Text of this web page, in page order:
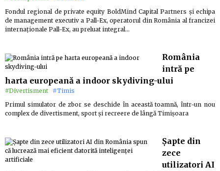
Fondul regional de private equity BoldMind Capital Partners și echipa
de management executiv a Pall-Ex, operatorul din România al francizei
internaționale Pall-Ex, au preluat integral…
România
intră pe
harta europeană a indoor skydiving-ului
#Divertisment #Timis
Primul simulator de zbor se deschide în această toamnă, într-un nou
complex de divertisment, sport și recreere de lângă Timișoara
Șapte din
zece
utilizatori AI